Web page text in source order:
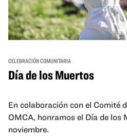
CELEBRACIÓN COMUNITARIA
Día de los Muertos
En colaboración con el Comité
OMCA, honramos el Día de los
noviembre.